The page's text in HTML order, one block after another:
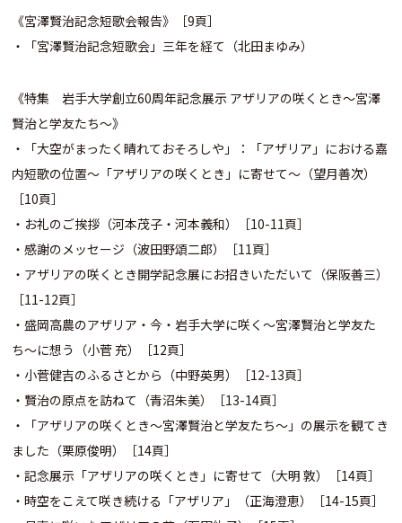
《宮澤賢治記念短歌会報告》［9頁］
・「宮澤賢治記念短歌会」三年を経て（北田まゆみ）
《特集 岩手大学創立60周年記念展示 アザリアの咲くとき〜宮澤
賢治と学友たち〜》
・「大空がまったく晴れておそろしや」：「アザリア」における嘉
内短歌の位置〜「アザリアの咲くとき」に寄せて〜（望月善次）
［10頁］
・お礼のご挨拶（河本茂子・河本義和）［10-11頁］
・感謝のメッセージ（波田野頌二郎）［11頁］
・アザリアの咲くとき開学記念展にお招きいただいて（保阪善三）
［11-12頁］
・盛岡高農のアザリア・今・岩手大学に咲く〜宮澤賢治と学友た
ち〜に想う（小菅 充）［12頁］
・小菅健吉のふるさとから（中野英男）［12-13頁］
・賢治の原点を訪ねて（青沼朱美）［13-14頁］
・「アザリアの咲くとき〜宮澤賢治と学友たち〜」の展示を観てき
ました（栗原俊明）［14頁］
・記念展示「アザリアの咲くとき」に寄せて（大明 敦）［14頁］
・時空をこえて咲き続ける「アザリア」（正海澄恵）［14-15頁］